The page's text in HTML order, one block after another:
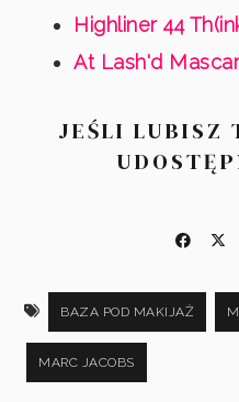
Highliner 44
At Lash'd
JEŚLI LUBISZ
BAZA POD MAKIJAŻ
MARC JACOBS